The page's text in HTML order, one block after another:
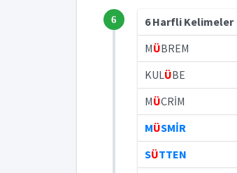
6
6 Harfli Kelimeler
MÜBREM
KULÜBE
MÜCRİM
MÜSMİR
SÜTTEN